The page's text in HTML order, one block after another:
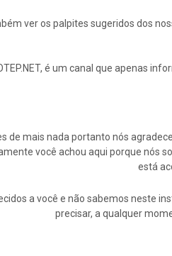
ver os palpites sugeridos dos
é um canal que apenas
de mais nada portanto nós
você achou aqui porque nós
está
a você e não sabemos neste
precisar, a qualquer